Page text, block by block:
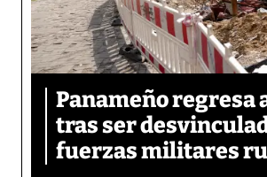
Panameño regresa
tras ser
fuerzas militares